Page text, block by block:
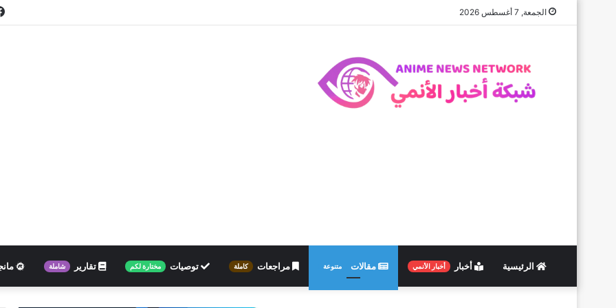
الجمعة, 7 أغسطس 2026
الرئيسية أخبار أخبار الأنمي مقالات متنوعة مراجعات كاملة توصيات مختارة لكم تقارير شاملة